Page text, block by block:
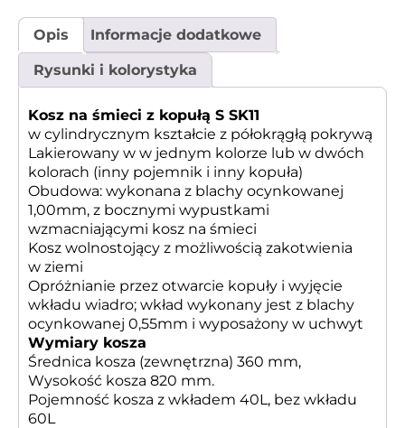
Opis Informacje dodatkowe
Rysunki i kolorystyka
Kosz na śmieci z kopułą S SK11
w cylindrycznym kształcie z półokrągłą pokrywą
Lakierowany w w jednym kolorze lub w dwóch
kolorach (inny pojemnik i inny kopuła)
Obudowa: wykonana z blachy ocynkowanej
1,00mm, z bocznymi wypustkami
wzmacniającymi kosz na śmieci
Kosz wolnostojący z możliwością zakotwienia
w ziemi
Opróżnianie przez otwarcie kopuły i wyjęcie
wkładu wiadro; wkład wykonany jest z blachy
ocynkowanej 0,55mm i wyposażony w uchwyt
Wymiary kosza
Średnica kosza (zewnętrzna) 360 mm,
Wysokość kosza 820 mm.
Pojemność kosza z wkładem 40L, bez wkładu
60L